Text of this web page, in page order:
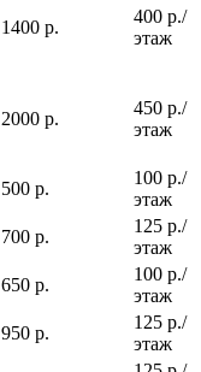
1400 р.
400 р./
этаж
2000 р.
450 р./
этаж
500 р.
100 р./
этаж
700 р.
125 р./
этаж
650 р.
100 р./
этаж
950 р.
125 р./
этаж